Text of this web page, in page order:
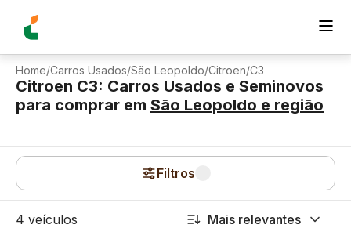
Home/Carros Usados/São Leopoldo/Citroen/C3
Citroen C3: Carros Usados e Seminovos
para comprar em São Leopoldo e região
Filtros
4 veículos Mais relevantes